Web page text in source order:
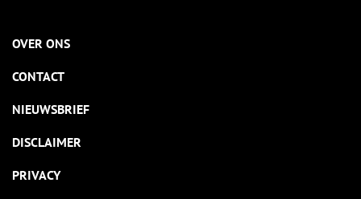
OVER ONS
CONTACT
NIEUWSBRIEF
DISCLAIMER
PRIVACY